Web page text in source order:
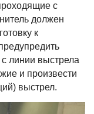
с
должен
к
линии выстрела
и произвести
выстрел.